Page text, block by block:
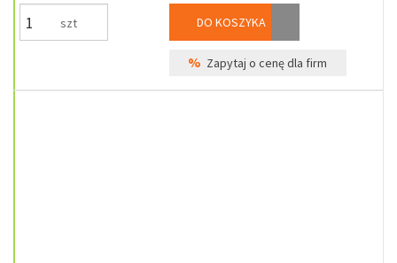
szt DO KOSZYKA
% Zapytaj o cenę dla firm